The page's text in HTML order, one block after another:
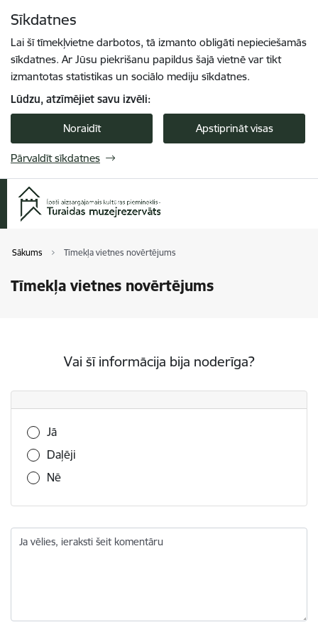
Sīkdatnes
Lai šī tīmekļvietne darbotos, tā izmanto obligāti nepieciešamās
sīkdatnes. Ar Jūsu piekrišanu papildus šajā vietnē var tikt
izmantotas statistikas un sociālo mediju sīkdatnes.
Lūdzu, atzīmējiet savu izvēli:
Noraidīt Apstiprināt visas
Pārvaldīt sīkdatnes
Sākums Tīmekļa vietnes novērtējums
Tīmekļa vietnes novērtējums
Vai šī informācija bija noderīga?
Vai šī informācija bija noderīga?
Jā
Daļēji
Nē
Ja vēlies, ieraksti šeit komentāru